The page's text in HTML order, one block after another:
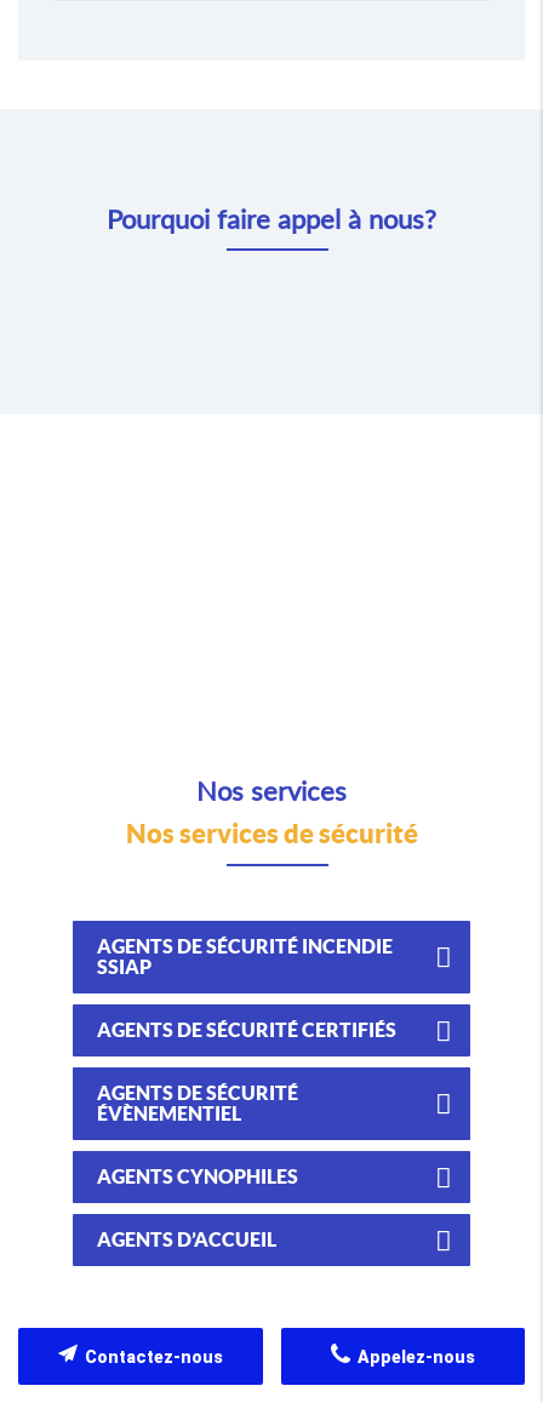
Pourquoi faire appel à nous?
Nos services
Nos services de sécurité
AGENTS DE SÉCURITÉ INCENDIE
SSIAP
AGENTS DE SÉCURITÉ CERTIFIÉS
AGENTS DE SÉCURITÉ
ÉVÈNEMENTIEL
AGENTS CYNOPHILES
AGENTS D’ACCUEIL
Appelez-nous
Contactez-nous